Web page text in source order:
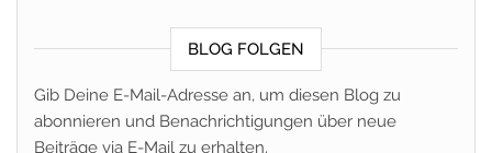
BLOG FOLGEN
Gib Deine E-Mail-Adresse an, um diesen Blog zu
abonnieren und Benachrichtigungen über neue
Beiträge via E-Mail zu erhalten.